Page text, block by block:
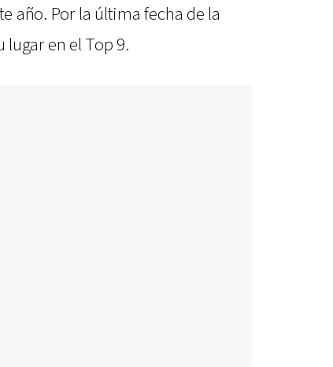
año. Por la última fecha de la
lugar en el Top 9.